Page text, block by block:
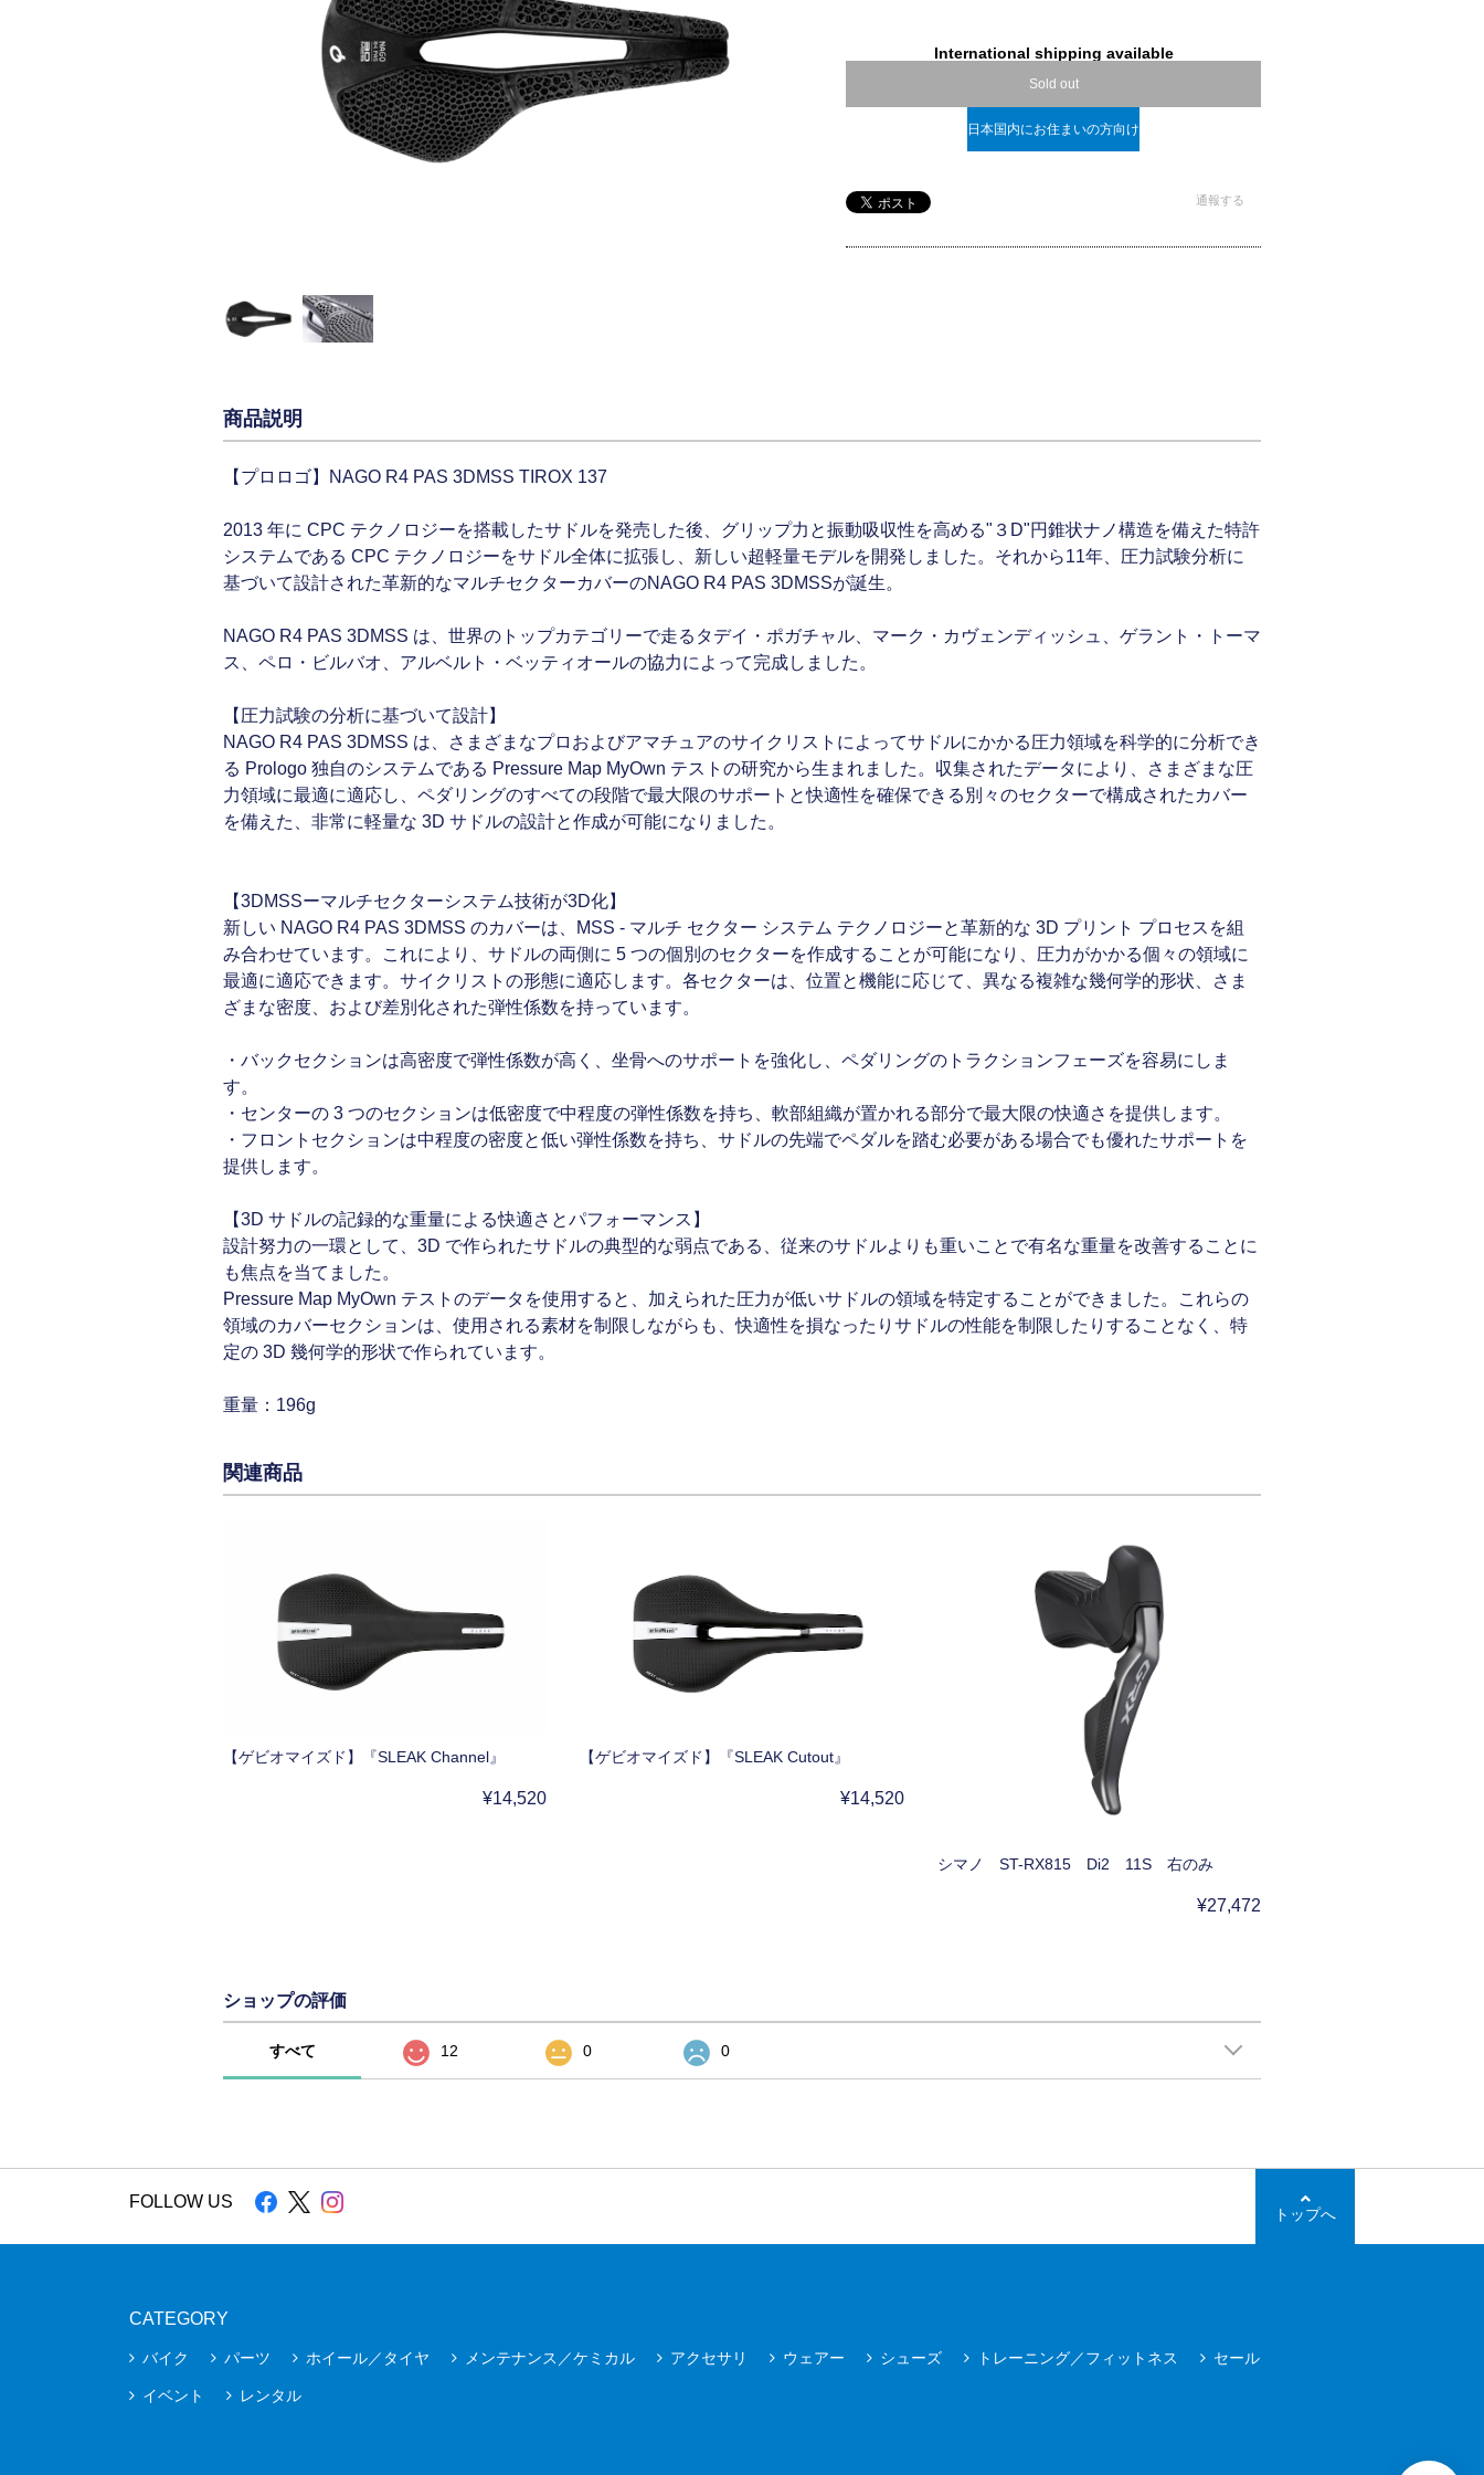
International shipping available
Sold out
日本国内にお住まいの方向け
通報する
商品説明
【プロロゴ】NAGO R4 PAS 3DMSS TIROX 137
2013 年に CPC テクノロジーを搭載したサドルを発売した後、グリップ力と振動吸収性を高める"３D"円錐状ナノ構造を備えた特許
システムである CPC テクノロジーをサドル全体に拡張し、新しい超軽量モデルを開発しました。それから11年、圧力試験分析に
基づいて設計された革新的なマルチセクターカバーのNAGO R4 PAS 3DMSSが誕生。
NAGO R4 PAS 3DMSS は、世界のトップカテゴリーで走るタデイ・ポガチャル、マーク・カヴェンディッシュ、ゲラント・トーマ
ス、ペロ・ビルバオ、アルベルト・ベッティオールの協力によって完成しました。
【圧力試験の分析に基づいて設計】
NAGO R4 PAS 3DMSS は、さまざまなプロおよびアマチュアのサイクリストによってサドルにかかる圧力領域を科学的に分析でき
る Prologo 独自のシステムである Pressure Map MyOwn テストの研究から生まれました。収集されたデータにより、さまざまな圧
力領域に最適に適応し、ペダリングのすべての段階で最大限のサポートと快適性を確保できる別々のセクターで構成されたカバー
を備えた、非常に軽量な 3D サドルの設計と作成が可能になりました。
【3DMSSーマルチセクターシステム技術が3D化】
新しい NAGO R4 PAS 3DMSS のカバーは、MSS - マルチ セクター システム テクノロジーと革新的な 3D プリント プロセスを組
み合わせています。これにより、サドルの両側に 5 つの個別のセクターを作成することが可能になり、圧力がかかる個々の領域に
最適に適応できます。サイクリストの形態に適応します。各セクターは、位置と機能に応じて、異なる複雑な幾何学的形状、さま
ざまな密度、および差別化された弾性係数を持っています。
・バックセクションは高密度で弾性係数が高く、坐骨へのサポートを強化し、ペダリングのトラクションフェーズを容易にしま
す。
・センターの 3 つのセクションは低密度で中程度の弾性係数を持ち、軟部組織が置かれる部分で最大限の快適さを提供します。
・フロントセクションは中程度の密度と低い弾性係数を持ち、サドルの先端でペダルを踏む必要がある場合でも優れたサポートを
提供します。
【3D サドルの記録的な重量による快適さとパフォーマンス】
設計努力の一環として、3D で作られたサドルの典型的な弱点である、従来のサドルよりも重いことで有名な重量を改善することに
も焦点を当てました。
Pressure Map MyOwn テストのデータを使用すると、加えられた圧力が低いサドルの領域を特定することができました。これらの
領域のカバーセクションは、使用される素材を制限しながらも、快適性を損なったりサドルの性能を制限したりすることなく、特
定の 3D 幾何学的形状で作られています。
重量：196g
関連商品
【ゲビオマイズド】『SLEAK Channel』
¥14,520
【ゲビオマイズド】『SLEAK Cutout』
¥14,520
シマノ ST-RX815 Di2 11S 右のみ
¥27,472
ショップの評価
すべて 12 0 0
FOLLOW US
トップへ
CATEGORY
バイク パーツ ホイール／タイヤ メンテナンス／ケミカル アクセサリ ウェアー シューズ トレーニング／フィットネス セール
イベント レンタル